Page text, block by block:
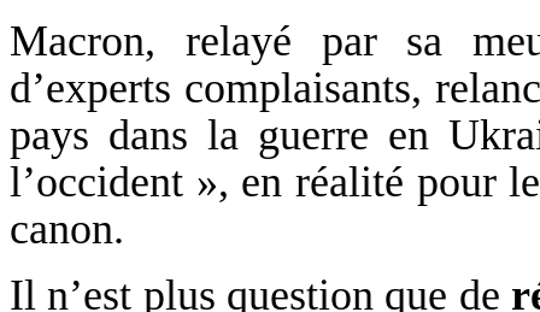
Macron, relayé par sa
d’experts complaisants,
pays dans la guerre en
l’occident », en réalité pour
canon.
Il n’est plus question que de